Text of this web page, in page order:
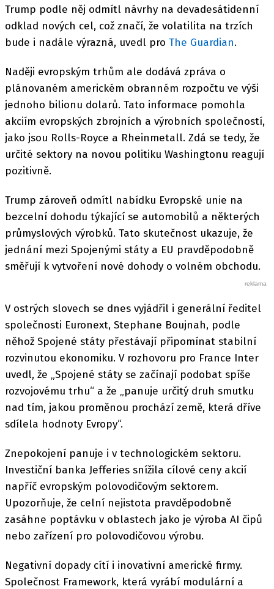
Trump podle něj odmítl návrhy na devadesátidenní
odklad nových cel, což značí, že volatilita na trzích
bude i nadále výrazná, uvedl pro The Guardian.
Naději evropským trhům ale dodává zpráva o
plánovaném americkém obranném rozpočtu ve výši
jednoho bilionu dolarů. Tato informace pomohla
akciím evropských zbrojních a výrobních společností,
jako jsou Rolls-Royce a Rheinmetall. Zdá se tedy, že
určité sektory na novou politiku Washingtonu reagují
pozitivně.
Trump zároveň odmítl nabídku Evropské unie na
bezcelní dohodu týkající se automobilů a některých
průmyslových výrobků. Tato skutečnost ukazuje, že
jednání mezi Spojenými státy a EU pravděpodobně
směřují k vytvoření nové dohody o volném obchodu.
V ostrých slovech se dnes vyjádřil i generální ředitel
společnosti Euronext, Stephane Boujnah, podle
něhož Spojené státy přestávají připomínat stabilní
rozvinutou ekonomiku. V rozhovoru pro France Inter
uvedl, že „Spojené státy se začínají podobat spíše
rozvojovému trhu“ a že „panuje určitý druh smutku
nad tím, jakou proměnou prochází země, která dříve
sdílela hodnoty Evropy“.
Znepokojení panuje i v technologickém sektoru.
Investiční banka Jefferies snížila cílové ceny akcií
napříč evropským polovodičovým sektorem.
Upozorňuje, že celní nejistota pravděpodobně
zasáhne poptávku v oblastech jako je výroba AI čipů
nebo zařízení pro polovodičovou výrobu.
Negativní dopady cítí i inovativní americké firmy.
Společnost Framework, která vyrábí modulární a